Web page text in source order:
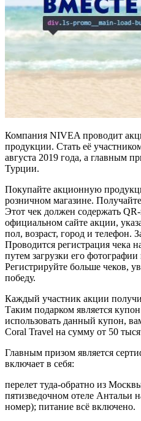
Компания NIVEA проводит
продукции. Стать её
августа 2019 года, а главным
Турции.
Покупайте акционную
розничном магазине.
Этот чек должен содержать
официальном сайте акции,
пол, возраст, город и телефон.
Проводится регистрация чека
путем загрузки его
Регистрируйте больше чеков,
победу.
Каждый участник акции
Таким подарком является
использовать данный купон,
Coral Travel на сумму от 50
Главным призом является
включает в себя:
перелет туда-обратно из
пятизведочном отеле Антальи
номер); питание всё включено.